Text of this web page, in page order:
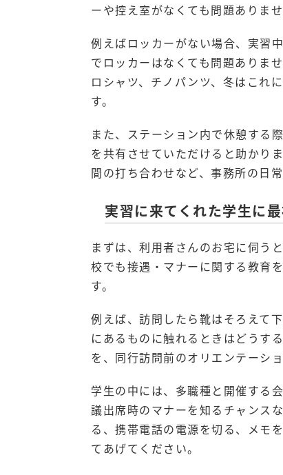
ーや控え室がなくても問題ありませ
例えばロッカーがない場合、実習
でロッカーはなくても問題ありま
ロシャツ、チノパンツ、冬はこれ
す。
また、ステーション内で休憩する
を共有させていただけると助かり
間の打ち合わせなど、事務所の日
実習に来てくれた学生に
まずは、利用者さんのお宅に伺う
校でも接遇・マナーに関する教育
す。
例えば、訪問したら靴はそろえて
にあるものに触れるときはどうす
を、同行訪問前のオリエンテーシ
学生の中には、多職種と開催する
議出席時のマナーを知るチャンス
る、携帯電話の電源を切る、メモ
てあげてください。